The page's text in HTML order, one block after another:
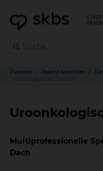
Zuweiser Patient anmelden
Uroonkologisches Zentrum
Multiprofessionelle
Dach